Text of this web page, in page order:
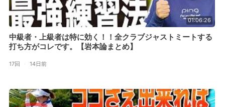
01:06:26
中級者・上級者は特に効く！！全クラブジャストミートする
打ち方がコレです。【岩本論まとめ】
17回 · 14日前